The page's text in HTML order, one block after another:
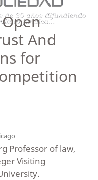
And
for
Professor of law,
Visiting